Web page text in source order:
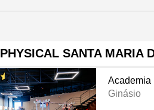
PHYSICAL SANTA MARIA
Academia
Ginásio